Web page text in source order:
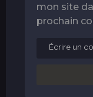
mon site
prochain